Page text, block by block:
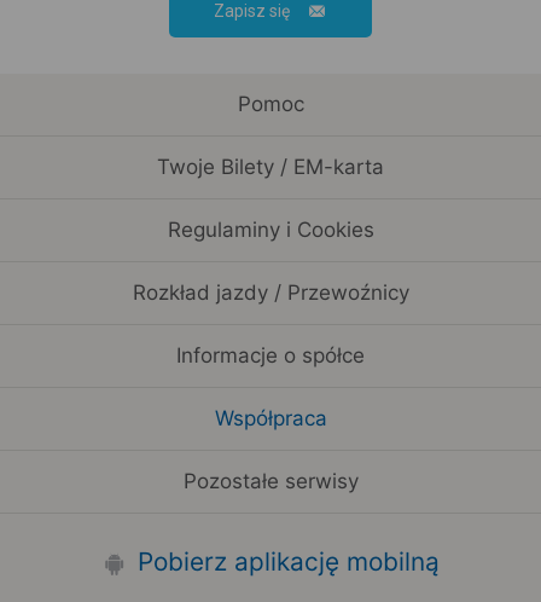
Zapisz się
Pomoc
Twoje Bilety / EM-karta
Regulaminy i Cookies
Rozkład jazdy / Przewoźnicy
Informacje o spółce
Współpraca
Pozostałe serwisy
Pobierz aplikację mobilną